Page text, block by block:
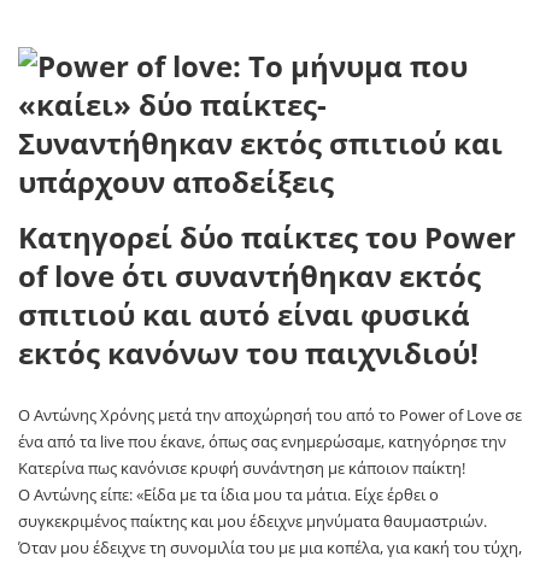
Κατηγορεί δύο παίκτες του Power
of love ότι συναντήθηκαν εκτός
σπιτιού και αυτό είναι φυσικά
εκτός κανόνων του παιχνιδιού!
Ο Αντώνης Χρόνης μετά την αποχώρησή του από το Power of Love σε
ένα από τα live που έκανε, όπως σας ενημερώσαμε, κατηγόρησε την
Κατερίνα πως κανόνισε κρυφή συνάντηση με κάποιον παίκτη!
Ο Αντώνης είπε: «Είδα με τα ίδια μου τα μάτια. Είχε έρθει ο
συγκεκριμένος παίκτης και μου έδειχνε μηνύματα θαυμαστριών.
Όταν μου έδειχνε τη συνομιλία του με μια κοπέλα, για κακή του τύχη,